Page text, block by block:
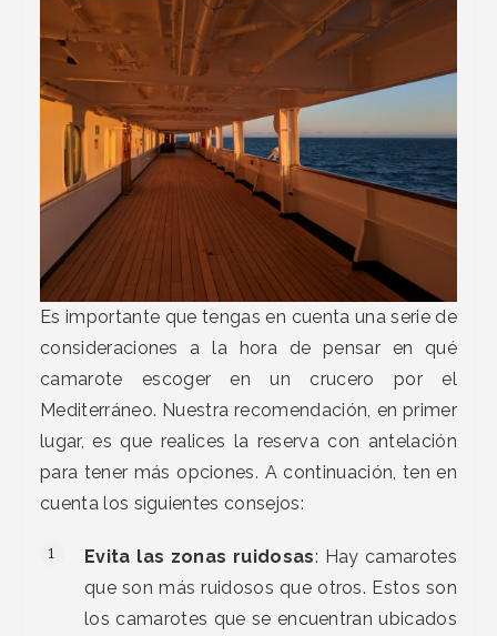
Es importante que tengas en cuenta una serie de
consideraciones a la hora de pensar en qué
camarote escoger en un crucero por el
Mediterráneo. Nuestra recomendación, en primer
lugar, es que realices la reserva con antelación
para tener más opciones. A continuación, ten en
cuenta los siguientes consejos:
Evita las zonas ruidosas: Hay camarotes
que son más ruidosos que otros. Estos son
los camarotes que se encuentran ubicados